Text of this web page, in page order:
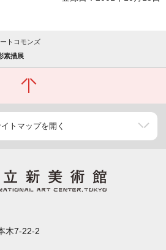
トコモンズ
素描展
トマップを開く
木7-22-2